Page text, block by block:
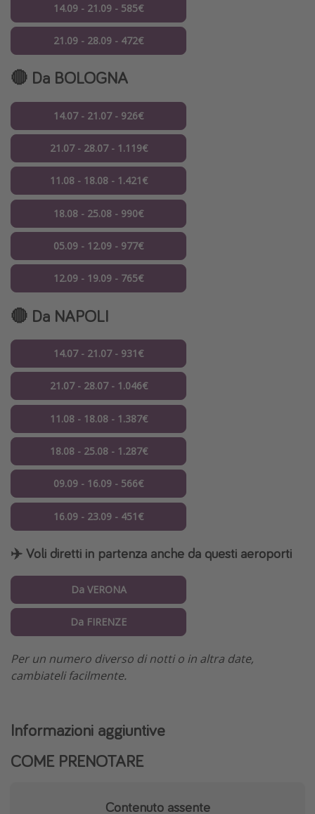
14.09 - 21.09 - 585€
21.09 - 28.09 - 472€
🔴 Da BOLOGNA
14.07 - 21.07 - 926€
21.07 - 28.07 - 1.119€
11.08 - 18.08 - 1.421€
18.08 - 25.08 - 990€
05.09 - 12.09 - 977€
12.09 - 19.09 - 765€
🔴 Da NAPOLI
14.07 - 21.07 - 931€
21.07 - 28.07 - 1.046€
11.08 - 18.08 - 1.387€
18.08 - 25.08 - 1.287€
09.09 - 16.09 - 566€
16.09 - 23.09 - 451€
✈️ Voli diretti in partenza anche da questi aeroporti
Da VERONA
Da FIRENZE
Per un numero diverso di notti o in altra date,
cambiateli facilmente.
Informazioni aggiuntive
COME PRENOTARE
Contenuto assente